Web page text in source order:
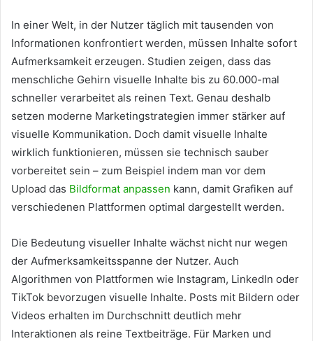
In einer Welt, in der Nutzer täglich mit tausenden von
Informationen konfrontiert werden, müssen Inhalte sofort
Aufmerksamkeit erzeugen. Studien zeigen, dass das
menschliche Gehirn visuelle Inhalte bis zu 60.000-mal
schneller verarbeitet als reinen Text. Genau deshalb
setzen moderne Marketingstrategien immer stärker auf
visuelle Kommunikation. Doch damit visuelle Inhalte
wirklich funktionieren, müssen sie technisch sauber
vorbereitet sein – zum Beispiel indem man vor dem
Upload das Bildformat anpassen kann, damit Grafiken auf
verschiedenen Plattformen optimal dargestellt werden.
Die Bedeutung visueller Inhalte wächst nicht nur wegen
der Aufmerksamkeitsspanne der Nutzer. Auch
Algorithmen von Plattformen wie Instagram, LinkedIn oder
TikTok bevorzugen visuelle Inhalte. Posts mit Bildern oder
Videos erhalten im Durchschnitt deutlich mehr
Interaktionen als reine Textbeiträge. Für Marken und